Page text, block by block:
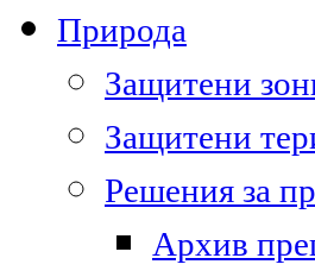
Природа
Защитени
Защитени
Решения за
Архив